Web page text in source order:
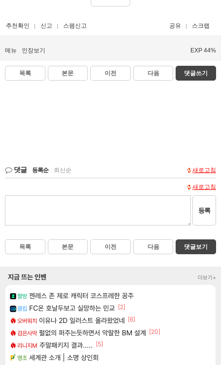
추천확인 신고 스팸신고 공유 스크랩
메뉴 인장보기 EXP 44%
목록 본문 이전 다음 댓글쓰기
댓글 등록순 최신순 새로고침
새로고침
등록
목록 본문 이전 다음 댓글보기
지금 뜨는 인벤 더보기+
짤방 젠레스 존 제로 캐릭터 코스프레한 꽁주
클립 FC온 호날두보고 실망하는 민교 [2]
오버워치 이유나 2D 일러스트 올라왔었네 [6]
검은사막 펄없의 퍼주는듯하면서 악랄한 BM 설계 [20]
리니지M 주말패키지 결과..... [5]
명조 세계관 소개 | 소명 상인회